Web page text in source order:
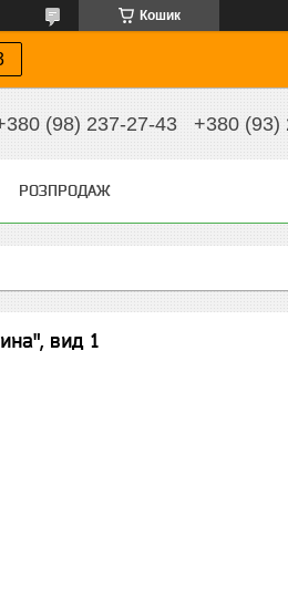
Кошик
(98) 237-27-43 +380 (93)
РОЗПРОДАЖ
вид 1